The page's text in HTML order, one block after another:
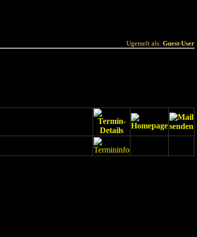
Ugemelt als: Guest-User